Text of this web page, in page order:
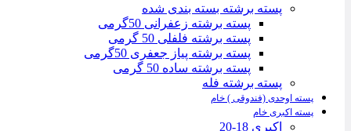
پسته برشته بسته بندی شده
پسته برشته زعفرانی 50گرمی
پسته برشته فلفلی 50 گرمی
پسته برشته پیاز جعفری 50گرمی
پسته برشته ساده 50 گرمی
پسته برشته فله
پسته اوحدی (فندوقی ) خام
پسته اکبری خام
اکبری 18-20